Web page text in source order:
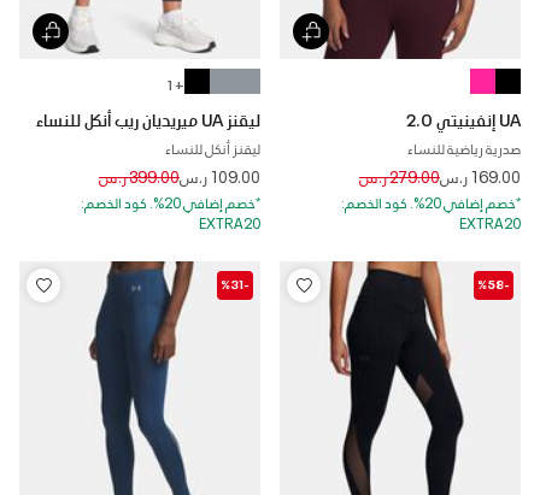
UA إنفينيتي 2.0
صدرية رياضية للنساء
169.00 ر.س Price reduced from
279.00 ر.س to
*خصم إضافي 20%. كود الخصم:
EXTRA20
+ 1
ليقنز UA ميريديان ريب أنكل للنساء
ليقنز أنكل للنساء
109.00 ر.س Price reduced from
399.00 ر.س to
*خصم إضافي 20%. كود الخصم:
EXTRA20
-%58
-%31